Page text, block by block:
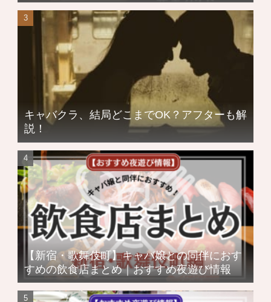
キャバクラ、結局どこまでOK？アフターも解
説！
【新宿・歌舞伎町】キャバ嬢との同伴におす
すめの飲食店まとめ｜おすすめ夜遊び情報